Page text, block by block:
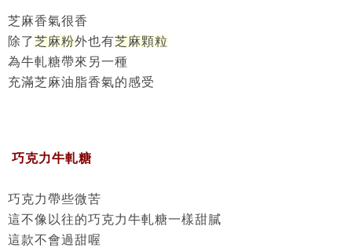
芝麻香氣很香
除了芝麻粉外也有芝麻顆粒
為牛軋糖帶來另一種
充滿芝麻油脂香氣的感受
巧克力牛軋糖
巧克力帶些微苦
這不像以往的巧克力牛軋糖一樣甜膩
這款不會過甜喔